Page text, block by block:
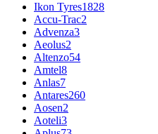
Ikon Tyres1828
Accu-Trac2
Advenza3
Aeolus2
Altenzo54
Amtel8
Anlas7
Antares260
Aosen2
Aoteli3